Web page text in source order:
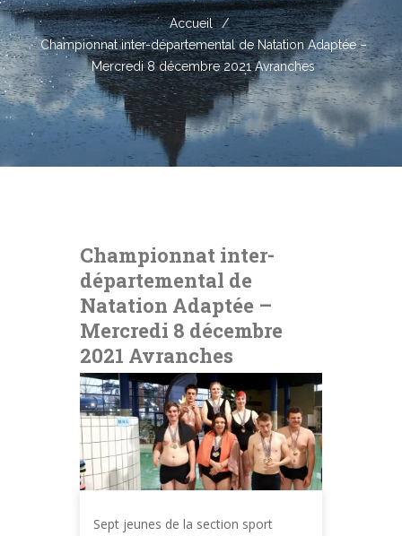
Accueil
/
Championnat inter-départemental de Natation Adaptée –
Mercredi 8 décembre 2021 Avranches
Championnat inter-
départemental de
Natation Adaptée –
Mercredi 8 décembre
2021 Avranches
Sept jeunes de la section sport